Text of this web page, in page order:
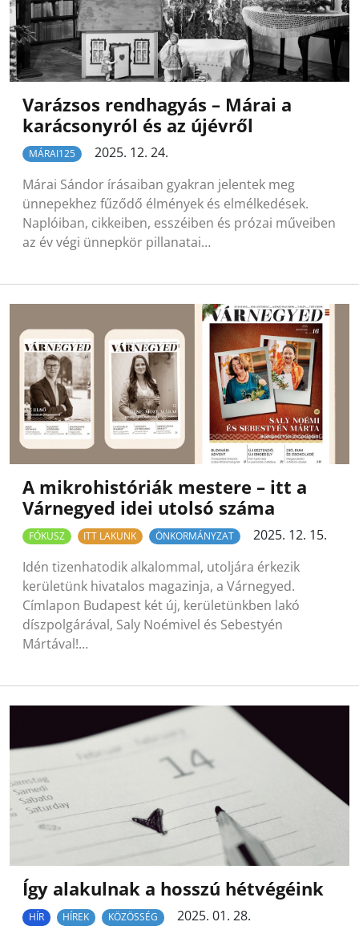
Varázsos rendhagyás – Márai a
karácsonyról és az újévről
MÁRAI125
2025. 12. 24.
Márai Sándor írásaiban gyakran jelentek meg
ünnepekhez fűződő élmények és elmélkedések.
Naplóiban, cikkeiben, esszéiben és prózai műveiben
az év végi ünnepkör pillanatai…
A mikrohistóriák mestere – itt a
Várnegyed idei utolsó száma
FÓKUSZ ITT LAKUNK ÖNKORMÁNYZAT
2025. 12. 15.
Idén tizenhatodik alkalommal, utoljára érkezik
kerületünk hivatalos magazinja, a Várnegyed.
Címlapon Budapest két új, kerületünkben lakó
díszpolgárával, Saly Noémivel és Sebestyén
Mártával!…
Így alakulnak a hosszú hétvégéink
HÍR HÍREK KÖZÖSSÉG
2025. 01. 28.